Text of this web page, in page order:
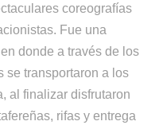
coreografías
Fue una
donde a través de los
se transportaron a los
al finalizar disfrutaron
rifas y entrega